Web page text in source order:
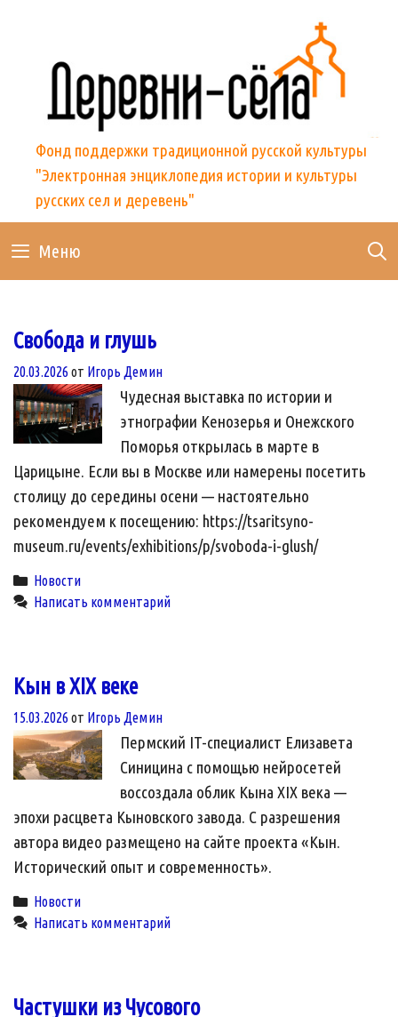
Фонд поддержки традиционной русской культуры
"Электронная энциклопедия истории и культуры
русских сел и деревень"
Меню
Свобода и глушь
20.03.2026 от Игорь Демин
Чудесная выставка по истории и
этнографии Кенозерья и Онежского
Поморья открылась в марте в
Царицыне. Если вы в Москве или намерены посетить
столицу до середины осени — настоятельно
рекомендуем к посещению: https://tsaritsyno-
museum.ru/events/exhibitions/p/svoboda-i-glush/
Categories
Новости
Написать комментарий
Кын в XIX веке
15.03.2026 от Игорь Демин
Пермский IT-специалист Елизавета
Синицина с помощью нейросетей
воссоздала облик Кына XIX века —
эпохи расцвета Кыновского завода. С разрешения
автора видео размещено на сайте проекта «Кын.
Исторический опыт и современность».
Categories
Новости
Написать комментарий
Частушки из Чусового